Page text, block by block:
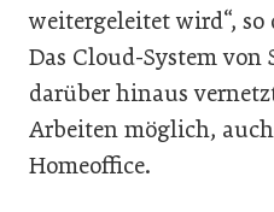
weitergeleitet wird“, so
Das Cloud-System von
darüber hinaus
Arbeiten möglich,
Homeoffice.